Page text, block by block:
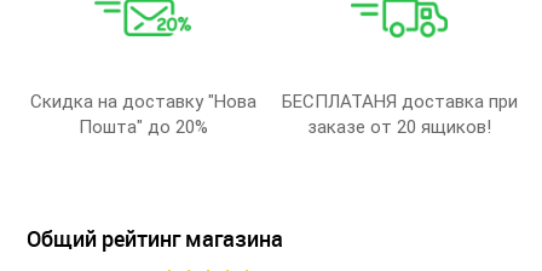
Скидка на доставку "Нова
Пошта" до 20%
БЕСПЛАТАНЯ доставка при
заказе от 20 ящиков!
Общий рейтинг магазина